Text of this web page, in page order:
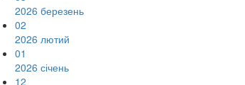
2026 березень
02
2026 лютий
01
2026 січень
12